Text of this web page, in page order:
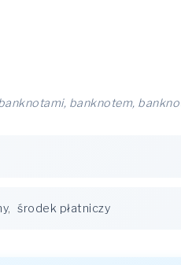
banknotem,
, środek płatniczy